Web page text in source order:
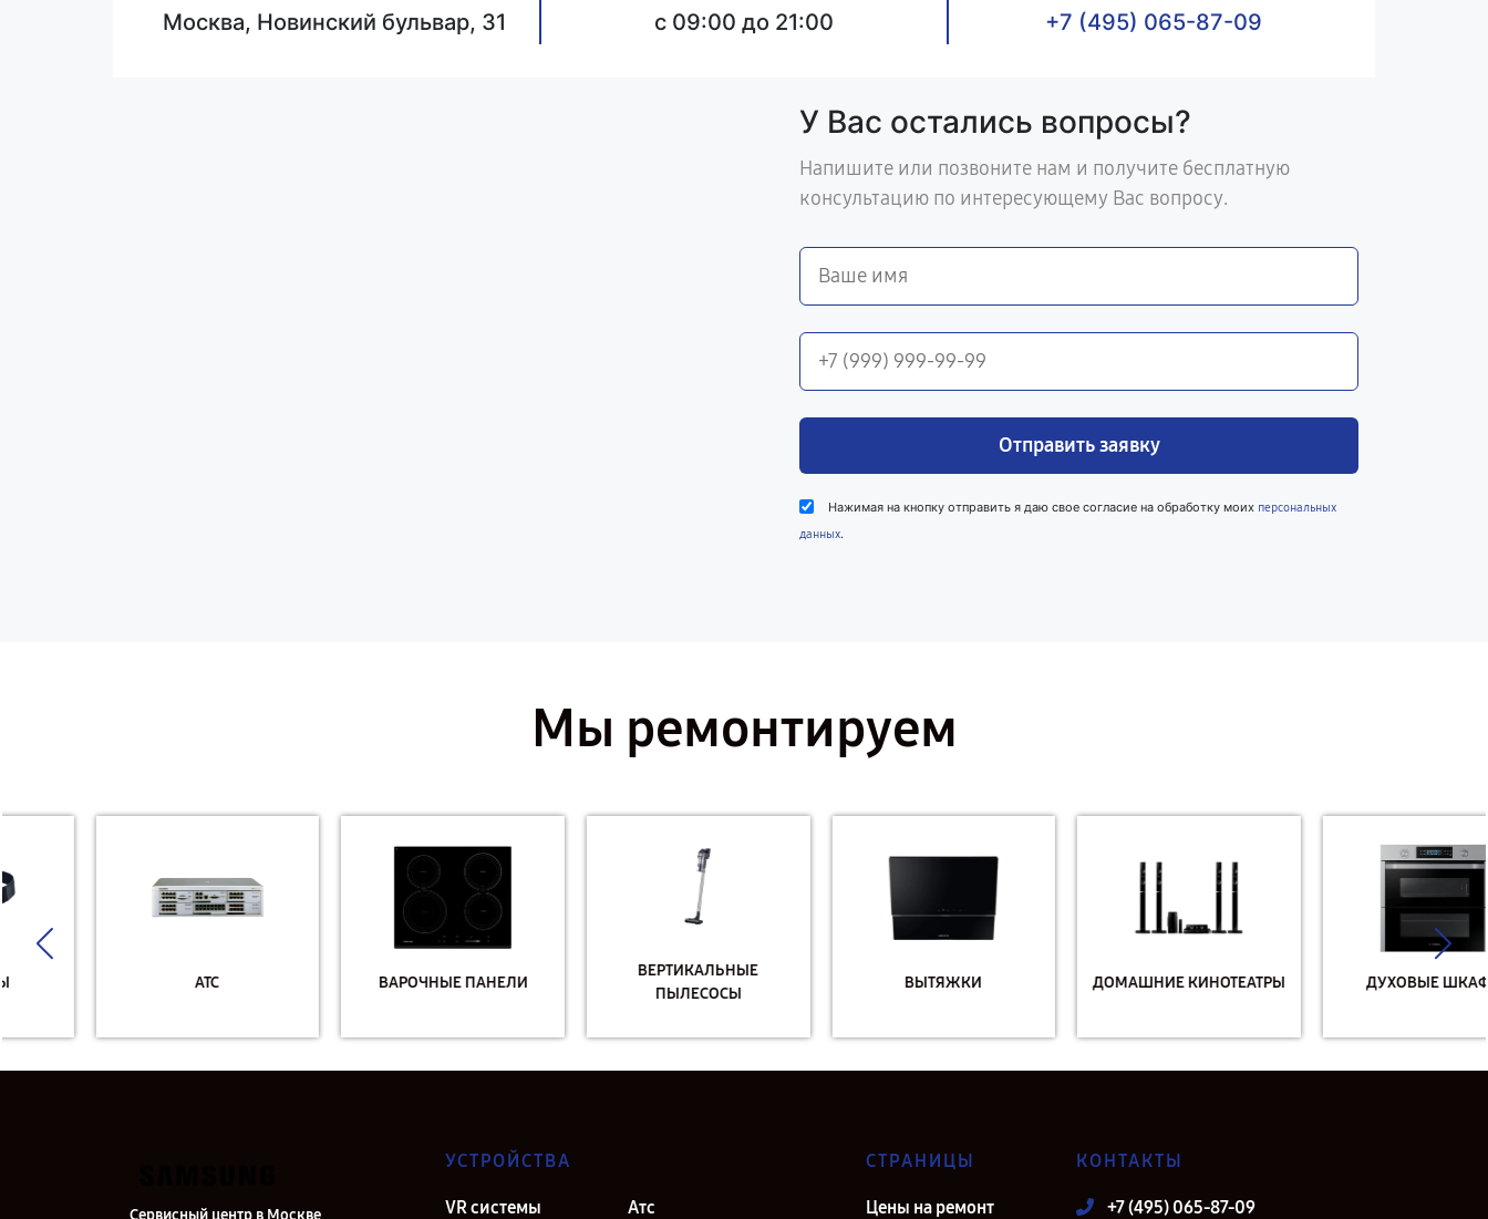
Москва, Новинский бульвар, 31 c 09:00 до 21:00 +7 (495) 065-87-09
У Вас остались вопросы?
Напишите или позвоните нам и получите бесплатную
консультацию по интересующему Вас вопросу.
Отправить заявку
Нажимая на кнопку отправить я даю свое согласие на обработку моих персональных
данных.
Мы ремонтируем
ВАРОЧНЫЕ ПАНЕЛИ
ВЕРТИКАЛЬНЫЕ
ПЫЛЕСОСЫ
ВЫТЯЖКИ ДОМАШНИЕ КИНОТЕАТРЫ ДУХОВЫЕ ШКАФЫ
Сервисный центр в Москве
УСТРОЙСТВА
VR системы Атс
СТРАНИЦЫ
Цены на ремонт
КОНТАКТЫ
+7 (495) 065-87-09